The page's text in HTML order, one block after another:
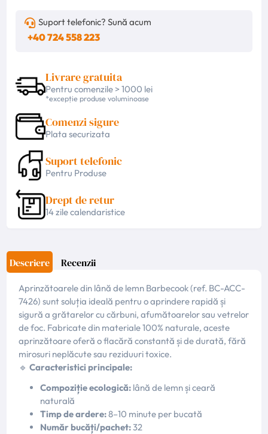
Suport telefonic? Sună acum
+40 724 558 223
Livrare gratuita
Pentru comenzile > 1000 lei
*excepție produse voluminoase
Comenzi sigure
Plata securizata
Suport telefonic
Pentru Produse
Drept de retur
14 zile calendaristice
Descriere Recenzii
Aprinzătoarele din lână de lemn Barbecook (ref. BC-ACC-
7426) sunt soluția ideală pentru o aprindere rapidă și
sigură a grătarelor cu cărbuni, afumătoarelor sau vetrelor
de foc. Fabricate din materiale 100% naturale, aceste
aprinzătoare oferă o flacără constantă și de durată, fără
mirosuri neplăcute sau reziduuri toxice.
🔹Caracteristici principale:
Compoziție ecologică: lână de lemn și ceară
naturală
Timp de ardere:8–10 minute per bucată
Număr bucăți/pachet:32